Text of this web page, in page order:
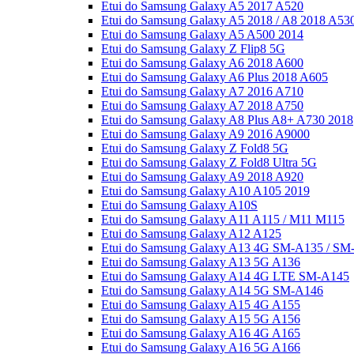
Etui do Samsung Galaxy A5 2017 A520
Etui do Samsung Galaxy A5 2018 / A8 2018
Etui do Samsung Galaxy A5 A500 2014
Etui do Samsung Galaxy Z Flip8 5G
Etui do Samsung Galaxy A6 2018 A600
Etui do Samsung Galaxy A6 Plus 2018 A605
Etui do Samsung Galaxy A7 2016 A710
Etui do Samsung Galaxy A7 2018 A750
Etui do Samsung Galaxy A8 Plus A8+ A730 2018
Etui do Samsung Galaxy A9 2016 A9000
Etui do Samsung Galaxy Z Fold8 5G
Etui do Samsung Galaxy Z Fold8 Ultra 5G
Etui do Samsung Galaxy A9 2018 A920
Etui do Samsung Galaxy A10 A105 2019
Etui do Samsung Galaxy A10S
Etui do Samsung Galaxy A11 A115 / M11 M115
Etui do Samsung Galaxy A12 A125
Etui do Samsung Galaxy A13 4G SM-A135 /
Etui do Samsung Galaxy A13 5G A136
Etui do Samsung Galaxy A14 4G LTE SM-A145
Etui do Samsung Galaxy A14 5G SM-A146
Etui do Samsung Galaxy A15 4G A155
Etui do Samsung Galaxy A15 5G A156
Etui do Samsung Galaxy A16 4G A165
Etui do Samsung Galaxy A16 5G A166